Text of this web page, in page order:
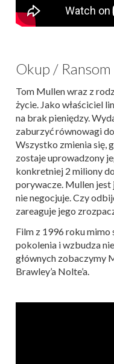
Okup /
Tom Mullen wraz z
życie. Jako właściciel
na brak pieniędzy.
zaburzyć równowagi
Wszystko zmienia się,
zostaje uprowadzony
konkretniej 2 miliony
porywacze. Mullen jest
nie negocjuje. Czy
zareaguje jego
Film z 1996 roku mimo
pokolenia i wzbudza
głównych zobaczymy
Brawley’a Nolte’a.